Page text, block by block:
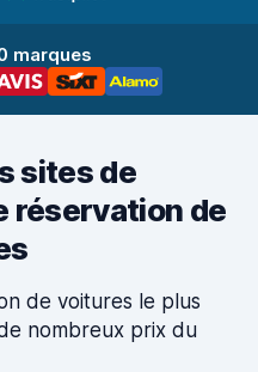
marques
sites de
réservation de
de voitures le plus
nombreux prix du